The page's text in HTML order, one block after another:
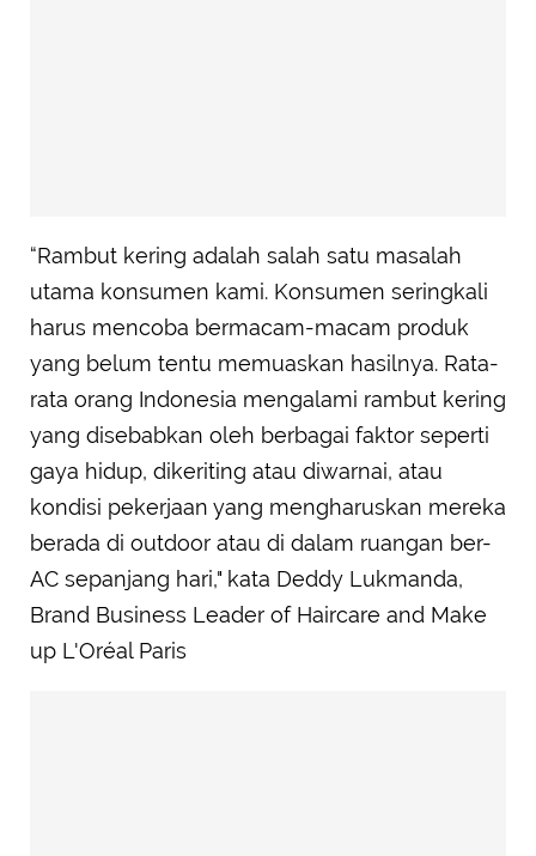
“Rambut kering adalah salah satu masalah
utama konsumen kami. Konsumen seringkali
harus mencoba bermacam-macam produk
yang belum tentu memuaskan hasilnya. Rata-
rata orang Indonesia mengalami rambut kering
yang disebabkan oleh berbagai faktor seperti
gaya hidup, dikeriting atau diwarnai, atau
kondisi pekerjaan yang mengharuskan mereka
berada di outdoor atau di dalam ruangan ber-
AC sepanjang hari," kata Deddy Lukmanda,
Brand Business Leader of Haircare and Make
up L'Oréal Paris